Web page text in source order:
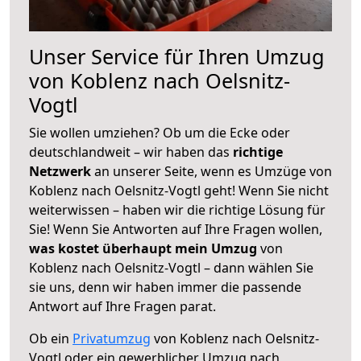
Unser Service für Ihren Umzug
von Koblenz nach Oelsnitz-
Vogtl
Sie wollen umziehen? Ob um die Ecke oder
deutschlandweit – wir haben das richtige
Netzwerkan unserer Seite, wenn es Umzüge von
Koblenz nach Oelsnitz-Vogtl geht! Wenn Sie nicht
weiterwissen – haben wir die richtige Lösung für
Sie! Wenn Sie Antworten auf Ihre Fragen wollen,
was kostet überhaupt mein Umzug von
Koblenz nach Oelsnitz-Vogtl – dann wählen Sie
sie uns, denn wir haben immer die passende
Antwort auf Ihre Fragen parat.
Ob ein Privatumzug von Koblenz nach Oelsnitz-